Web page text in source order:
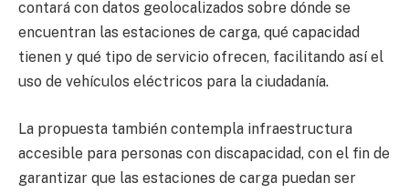
contará con datos geolocalizados sobre dónde se
encuentran las estaciones de carga, qué capacidad
tienen y qué tipo de servicio ofrecen, facilitando así el
uso de vehículos eléctricos para la ciudadanía.
La propuesta también contempla infraestructura
accesible para personas con discapacidad, con el fin de
garantizar que las estaciones de carga puedan ser